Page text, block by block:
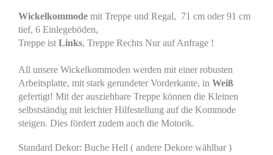
Wickelkommode mit Treppe und Regal, 71 cm oder 91 cm
tief, 6 Einlegeböden,
Treppe ist Links, Treppe Rechts Nur auf Anfrage !
All unsere Wickelkommoden werden mit einer robusten
Arbeitsplatte, mit stark gerundeter Vorderkante, in Weiß
gefertigt! Mit der ausziehbare Treppe können die Kleinen
selbstständig mit leichter Hilfestellung auf die Kommode
steigen. Dies fördert zudem auch die Motorik.
Standard Dekor: Buche Hell ( andere Dekore wählbar )